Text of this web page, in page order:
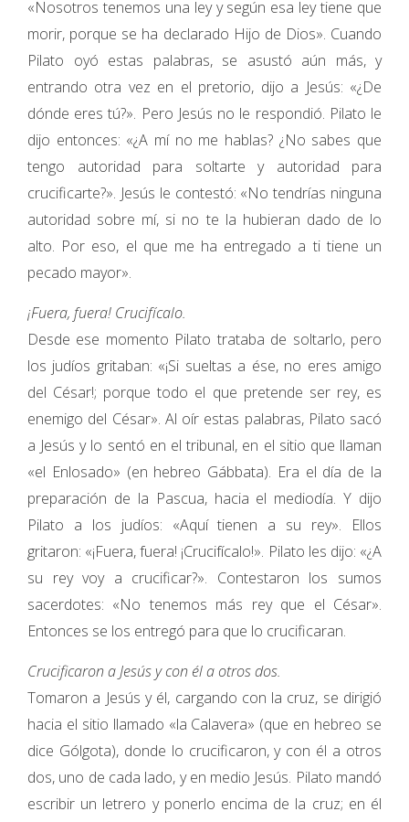
«Nosotros tenemos una ley y según esa ley tiene que
morir, porque se ha declarado Hijo de Dios». Cuando
Pilato oyó estas palabras, se asustó aún más, y
entrando otra vez en el pretorio, dijo a Jesús: «¿De
dónde eres tú?». Pero Jesús no le respondió. Pilato le
dijo entonces: «¿A mí no me hablas? ¿No sabes que
tengo autoridad para soltarte y autoridad para
crucificarte?». Jesús le contestó: «No tendrías ninguna
autoridad sobre mí, si no te la hubieran dado de lo
alto. Por eso, el que me ha entregado a ti tiene un
pecado mayor».
¡Fuera, fuera! Crucifícalo.
Desde ese momento Pilato trataba de soltarlo, pero
los judíos gritaban: «¡Si sueltas a ése, no eres amigo
del César!; porque todo el que pretende ser rey, es
enemigo del César». Al oír estas palabras, Pilato sacó
a Jesús y lo sentó en el tribunal, en el sitio que llaman
«el Enlosado» (en hebreo Gábbata). Era el día de la
preparación de la Pascua, hacia el mediodía. Y dijo
Pilato a los judíos: «Aquí tienen a su rey». Ellos
gritaron: «¡Fuera, fuera! ¡Crucifícalo!». Pilato les dijo: «¿A
su rey voy a crucificar?». Contestaron los sumos
sacerdotes: «No tenemos más rey que el César».
Entonces se los entregó para que lo crucificaran.
Crucificaron a Jesús y con él a otros dos.
Tomaron a Jesús y él, cargando con la cruz, se dirigió
hacia el sitio llamado «la Calavera» (que en hebreo se
dice Gólgota), donde lo crucificaron, y con él a otros
dos, uno de cada lado, y en medio Jesús. Pilato mandó
escribir un letrero y ponerlo encima de la cruz; en él